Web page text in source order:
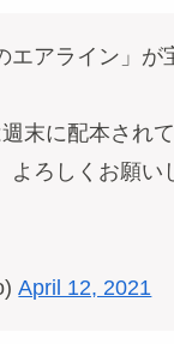
アライン」が
末に配本され
ろしくお願い
April 12, 2021